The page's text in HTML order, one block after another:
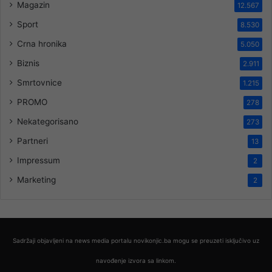
Magazin 12.567
Sport 8.530
Crna hronika 5.050
Biznis 2.911
Smrtovnice 1.215
PROMO 278
Nekategorisano 273
Partneri 13
Impressum 2
Marketing 2
Sadržaji objavljeni na news media portalu novikonjic.ba mogu se preuzeti isključivo uz
navođenje izvora sa linkom.